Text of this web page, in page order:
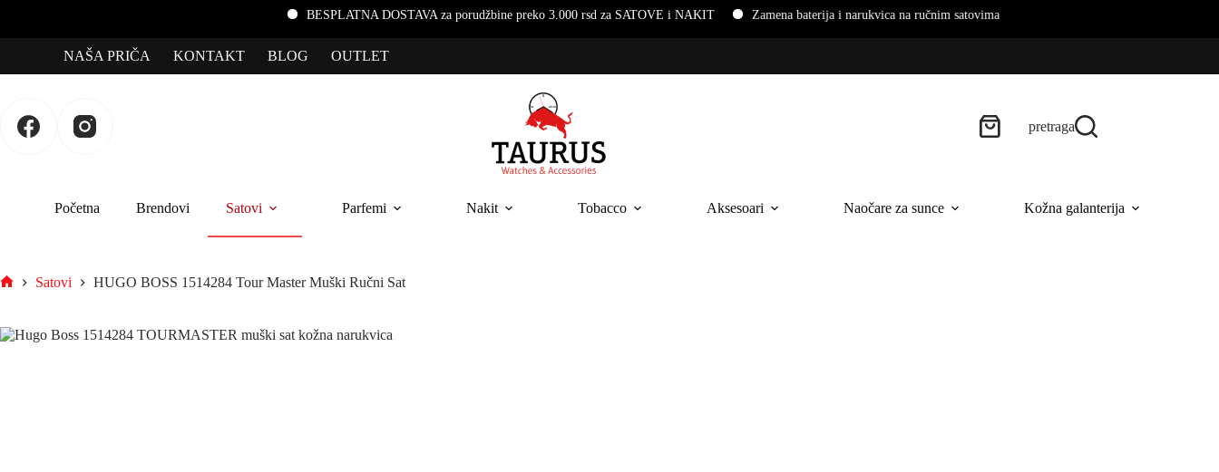
BESPLATNA DOSTAVA za porudžbine preko 3.000 rsd za SATOVE i NAKIT Zamena baterija i narukvica na ručnim satovima
NAŠA PRIČA KONTAKT BLOG OUTLET
pretraga
Početna Brendovi Satovi Parfemi Nakit Tobacco Aksesoari Naočare za sunce Kožna galanterija
Satovi HUGO BOSS 1514284 Tour Master Muški Ručni Sat